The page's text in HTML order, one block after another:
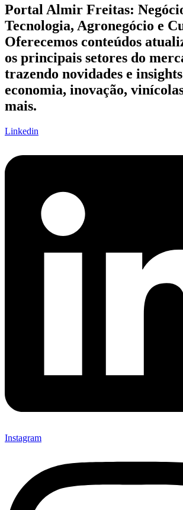
Portal Almir Freitas:
Tecnologia, Agronegócio e
Oferecemos conteúdos
os principais setores do
trazendo novidades e
economia, inovação,
mais.
Linkedin
Instagram